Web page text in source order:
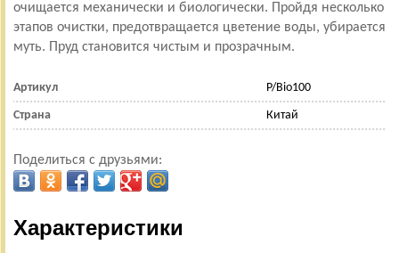
очищается механически и биологически. Пройдя несколько
этапов очистки, предотвращается цветение воды, убирается
муть. Пруд становится чистым и прозрачным.
Артикул P/Bio100
Страна Китай
Поделиться с друзьями:
Характеристики